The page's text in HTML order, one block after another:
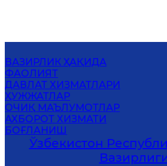
ВАЗИРЛИК ҲАҚИДА
ФАОЛИЯТ
ДАВЛАТ ХИЗМАТЛАРИ
ҲУЖЖАТЛАР
ОЧИҚ МАЪЛУМОТЛАР
АХБОРОТ ХИЗМАТИ
БОҒЛАНИШ
Ўзбекистон